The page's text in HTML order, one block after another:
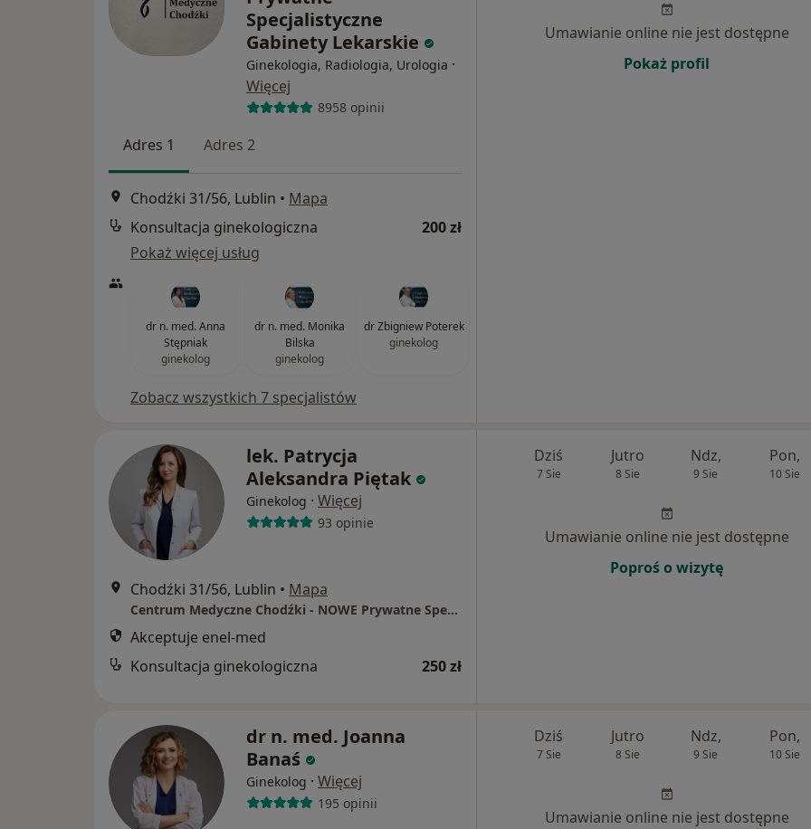
Specjalistyczne
Gabinety Lekarskie
Ginekologia, Radiologia, Urologia ·
Więcej
8958 opinii
Adres 1 Adres 2
Chodźki 31/56, Lublin • Mapa
Konsultacja ginekologiczna
200 zł
Pokaż więcej usług
dr n. med. Anna
Stępniak
ginekolog
dr n. med. Monika
Bilska
ginekolog
dr Zbigniew Poterek
ginekolog
Zobacz wszystkich 7 specjalistów
Umawianie online nie jest dostępne
Pokaż profil
lek. Patrycja
Aleksandra Piętak
Ginekolog · Więcej
93 opinie
Chodźki 31/56, Lublin • Mapa
Centrum Medyczne Chodźki - NOWE Prywatne Specjalistyczne Gabinety Lekarskie
Akceptuje enel-med
Konsultacja ginekologiczna
250 zł
Dziś
7 Sie
Jutro
8 Sie
Ndz,
9 Sie
Pon,
10 Sie
Umawianie online nie jest dostępne
Poproś o wizytę
dr n. med. Joanna
Banaś
Ginekolog · Więcej
195 opinii
Dziś
7 Sie
Jutro
8 Sie
Ndz,
9 Sie
Pon,
10 Sie
Umawianie online nie jest dostępne